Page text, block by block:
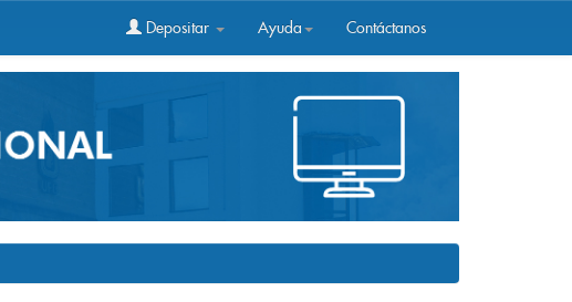
Depositar Ayuda Contáctanos